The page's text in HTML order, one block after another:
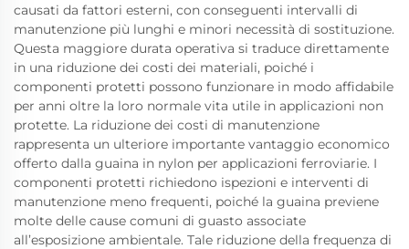
causati da fattori esterni, con conseguenti intervalli di
manutenzione più lunghi e minori necessità di sostituzione.
Questa maggiore durata operativa si traduce direttamente
in una riduzione dei costi dei materiali, poiché i
componenti protetti possono funzionare in modo affidabile
per anni oltre la loro normale vita utile in applicazioni non
protette. La riduzione dei costi di manutenzione
rappresenta un ulteriore importante vantaggio economico
offerto dalla guaina in nylon per applicazioni ferroviarie. I
componenti protetti richiedono ispezioni e interventi di
manutenzione meno frequenti, poiché la guaina previene
molte delle cause comuni di guasto associate
all’esposizione ambientale. Tale riduzione della frequenza di